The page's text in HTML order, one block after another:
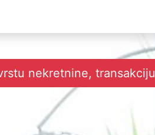
nekretnine, transakciju